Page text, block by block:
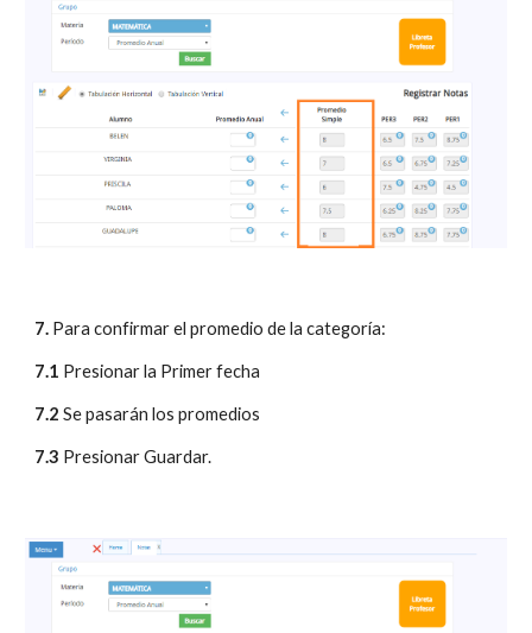
7. Para confirmar el promedio de la categoría:
7.1 Presionar la Primer fecha
7.2 Se pasarán los promedios
7.3 Presionar Guardar.